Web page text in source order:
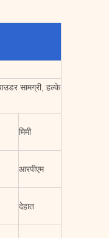
सामग्री, हल्के
मिमी
आरपीएम
देहात